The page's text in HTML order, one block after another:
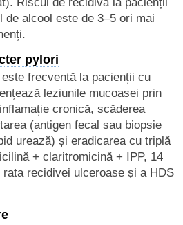
de alcool este de 3–5 ori mai
pylori
frecventă la pacienții cu
leziunile mucoasei prin
cronică, scăderea
(antigen fecal sau biopsie
urează) și eradicarea cu triplă
+ claritromicină + IPP, 14
recidivei ulceroase și a HDS